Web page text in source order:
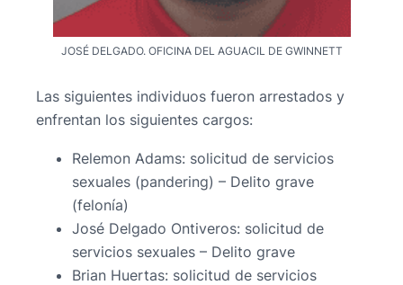
JOSÉ DELGADO. OFICINA DEL AGUACIL DE GWINNETT
Las siguientes individuos fueron arrestados y
enfrentan los siguientes cargos:
Relemon Adams: solicitud de servicios
sexuales (pandering) – Delito grave
(felonía)
José Delgado Ontiveros: solicitud de
servicios sexuales – Delito grave
Brian Huertas: solicitud de servicios